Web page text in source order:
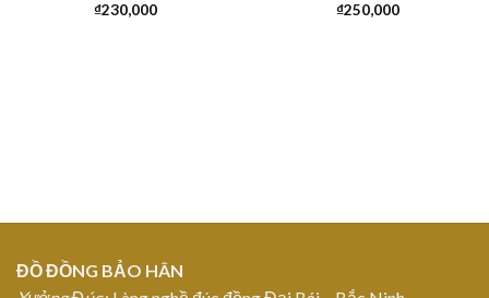
₫230,000
₫250,000
ĐỒ ĐỒNG BẢO HÂN